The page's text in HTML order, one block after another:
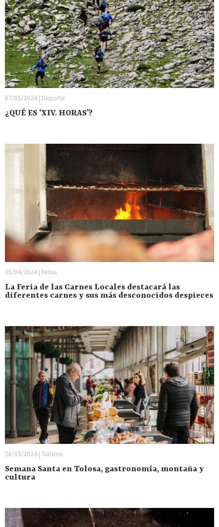
07/05/2024 | Deporte
¿QUÉ ES ‘XIV. HORAS’?
25/04/2024 | ferias
La Feria de las Carnes Locales destacará las
diferentes carnes y sus más desconocidos despieces
26/03/2024 | Turismo
Semana Santa en Tolosa, gastronomía, montaña y
cultura